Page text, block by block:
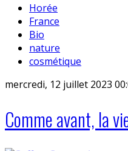
Horée
France
Bio
nature
cosmétique
mercredi, 12 juillet 2023
Comme avant, la